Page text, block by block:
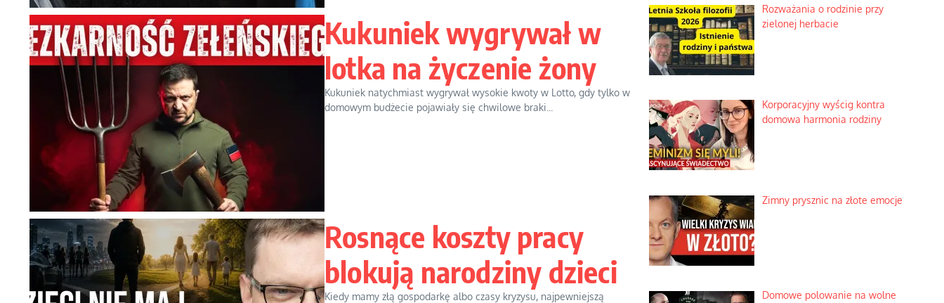
Kukuniek wygrywał w
lotka na życzenie żony
Kukuniek natychmiast wygrywał wysokie kwoty w Lotto, gdy tylko w
domowym budżecie pojawiały się chwilowe braki...
Rosnące koszty pracy
blokują narodziny dzieci
Kiedy mamy złą gospodarkę albo czasy kryzysu, najpewniejszą
Rozważania o rodzinie przy
zielonej herbacie
Korporacyjny wyścig kontra
domowa harmonia rodziny
Zimny prysznic na złote emocje
Domowe polowanie na wolne